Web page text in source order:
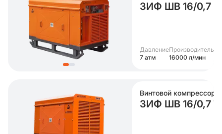
ЗИФ ШВ 16/0,7
Давление
7 атм
16000 л/мин
Винтовой компрессор
ЗИФ ШВ 16/0,7 Т